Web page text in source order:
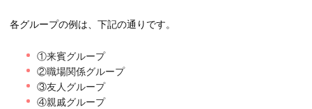
各グループの例は、下記の通りです。
①来賓グループ
②職場関係グループ
③友人グループ
④親戚グループ